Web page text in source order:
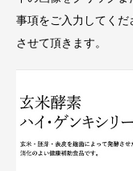
事項をご入力してく
させて頂きます。